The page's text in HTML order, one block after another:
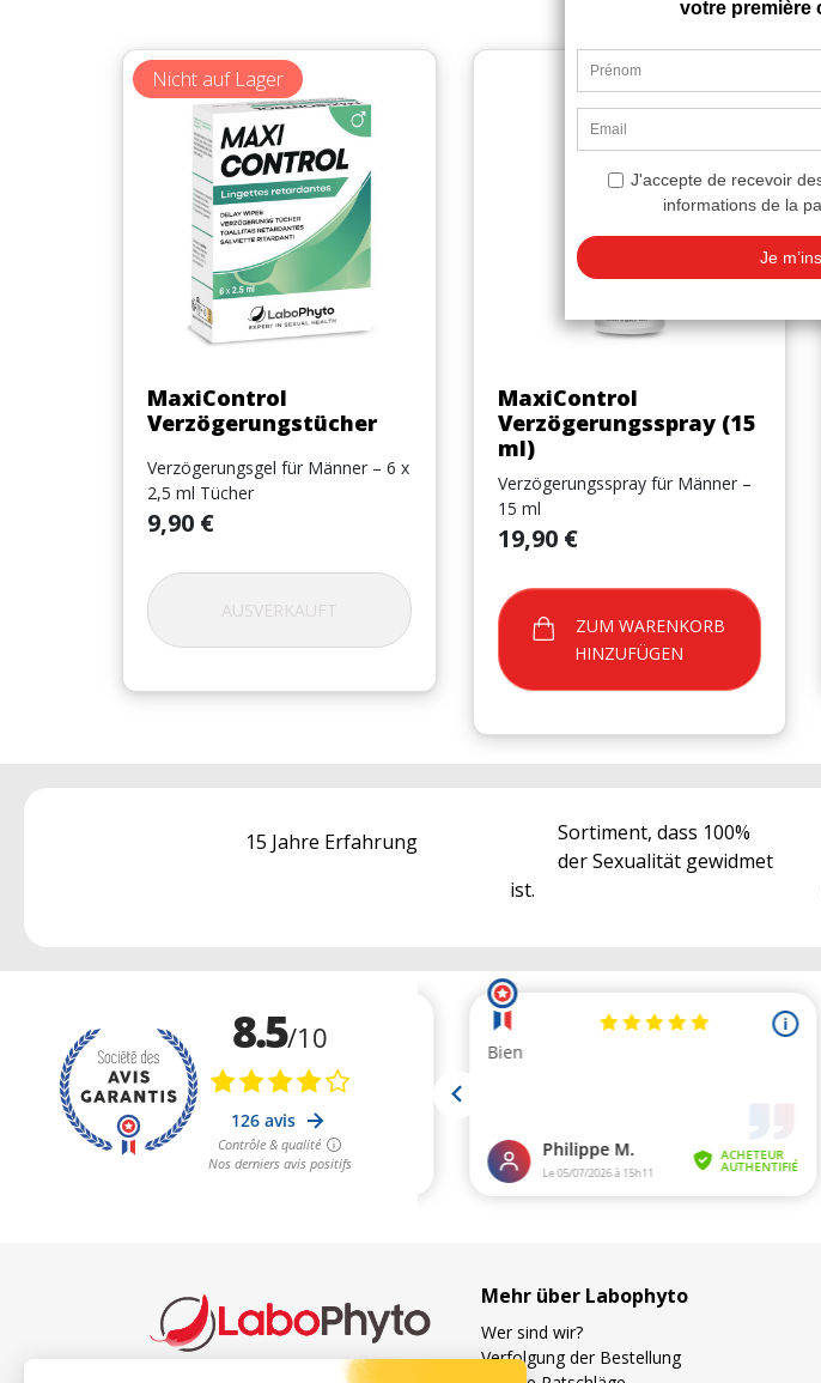
Vorschau
MaxiControl
Verzögerungstücher
Verzögerungsgel für Männer – 6 x
2,5 ml Tücher
Preis
9,90 €
AUSVERKAUFT
Nicht auf Lager
Vorschau
MaxiControl
Verzögerungsspray (15
ml)
Verzögerungsspray für Männer –
15 ml
Preis
19,90 €
HINZUFÜGEN
15 Jahre Erfahrung
Sortiment, dass 100%
der Sexualität gewidmet
ist.
Mehr über Labophyto
Wer sind wir?
Verfolgung der Bestellung